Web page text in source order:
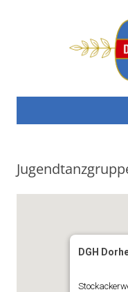
SV 1961
Zum
DGH